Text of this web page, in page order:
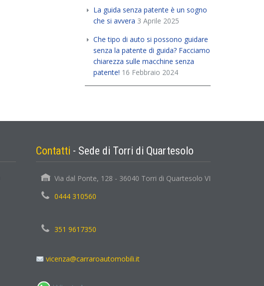
La guida senza patente è un sogno
che si avvera 3 Aprile 2025
Che tipo di auto si possono guidare
senza la patente di guida? Facciamo
chiarezza sulle macchine senza
patente! 16 Febbraio 2024
Contatti - Sede di Torri di Quartesolo
Via dal Ponte, 128 - 36040 Torri di Quartesolo VI
0444 310560
351 9617350
vicenza@carraroautomobili.it